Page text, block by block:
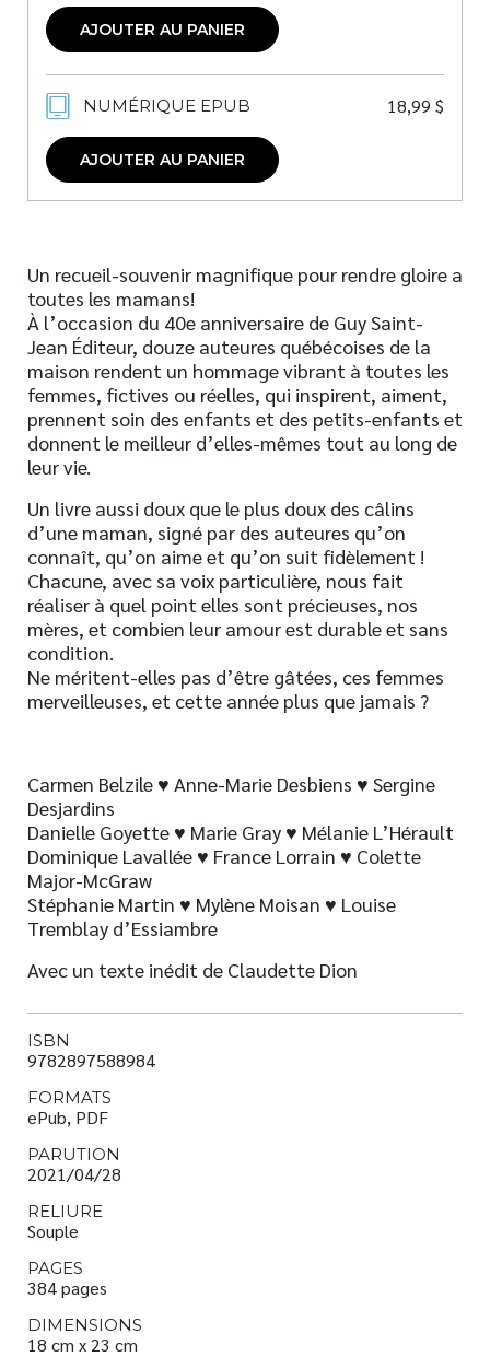
AJOUTER AU PANIER
NUMÉRIQUE EPUB 18,99 $
AJOUTER AU PANIER
Un recueil-souvenir magnifique pour rendre gloire a
toutes les mamans!
À l’occasion du 40e anniversaire de Guy Saint-
Jean Éditeur, douze auteures québécoises de la
maison rendent un hommage vibrant à toutes les
femmes, fictives ou réelles, qui inspirent, aiment,
prennent soin des enfants et des petits-enfants et
donnent le meilleur d’elles-mêmes tout au long de
leur vie.
Un livre aussi doux que le plus doux des câlins
d’une maman, signé par des auteures qu’on
connaît, qu’on aime et qu’on suit fidèlement !
Chacune, avec sa voix particulière, nous fait
réaliser à quel point elles sont précieuses, nos
mères, et combien leur amour est durable et sans
condition.
Ne méritent-elles pas d’être gâtées, ces femmes
merveilleuses, et cette année plus que jamais ?
Carmen Belzile ♥ Anne-Marie Desbiens ♥ Sergine
Desjardins
Danielle Goyette ♥ Marie Gray ♥ Mélanie L’Hérault
Dominique Lavallée ♥ France Lorrain ♥ Colette
Major-McGraw
Stéphanie Martin ♥ Mylène Moisan ♥ Louise
Tremblay d’Essiambre
Avec un texte inédit de Claudette Dion
ISBN
9782897588984
FORMATS
ePub, PDF
PARUTION
2021/04/28
RELIURE
Souple
PAGES
384 pages
DIMENSIONS
18 cm x 23 cm